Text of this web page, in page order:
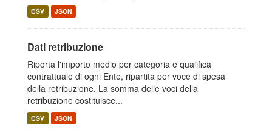
CSV JSON
Dati retribuzione
Riporta l'importo medio per categoria e qualifica
contrattuale di ogni Ente, ripartita per voce di spesa
della retribuzione. La somma delle voci della
retribuzione costituisce...
CSV JSON